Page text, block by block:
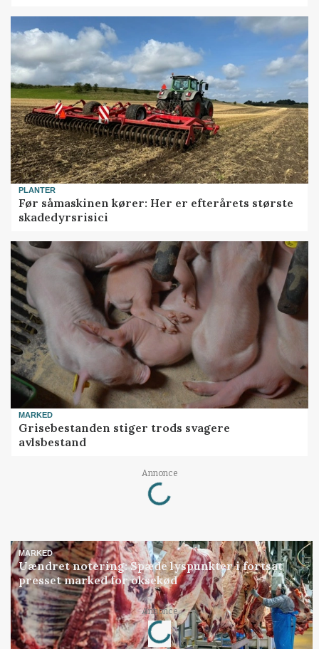
PLANTER
Før såmaskinen kører: Her er efterårets største
skadedyrsrisici
MARKED
Grisebestanden stiger trods svagere
avlsbestand
Annonce
Loading...
MARKED
Uændret notering: Spæde lyspunkter i fortsat
presset marked for oksekød
Annonce
Loading...